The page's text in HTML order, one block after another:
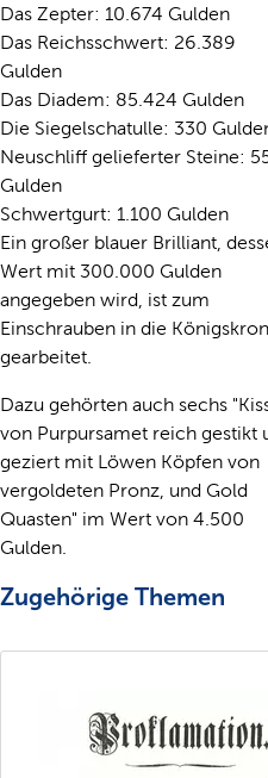
Das Zepter: 10.674 Gulden
Das Reichsschwert: 26.389
Gulden
Das Diadem: 85.424 Gulden
Die Siegelschatulle: 330
Neuschliff gelieferter Steine:
Gulden
Schwertgurt: 1.100 Gulden
Ein großer blauer Brilliant,
Wert mit 300.000 Gulden
angegeben wird, ist zum
Einschrauben in die
gearbeitet.
Dazu gehörten auch sechs
von Purpursamet reich gestikt
geziert mit Löwen Köpfen von
vergoldeten Pronz, und Gold
Quasten" im Wert von 4.500
Gulden.
Zugehörige Themen